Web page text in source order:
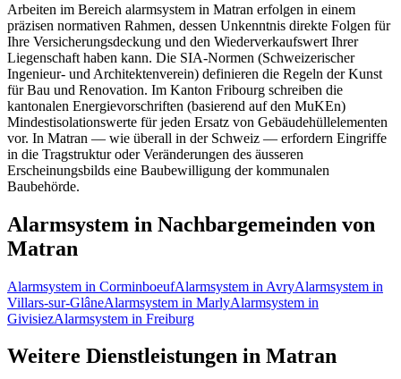
Arbeiten im Bereich alarmsystem in Matran erfolgen in einem
präzisen normativen Rahmen, dessen Unkenntnis direkte Folgen für
Ihre Versicherungsdeckung und den Wiederverkaufswert Ihrer
Liegenschaft haben kann. Die SIA-Normen (Schweizerischer
Ingenieur- und Architektenverein) definieren die Regeln der Kunst
für Bau und Renovation. Im Kanton Fribourg schreiben die
kantonalen Energievorschriften (basierend auf den MuKEn)
Mindestisolationswerte für jeden Ersatz von Gebäudehüllelementen
vor. In Matran — wie überall in der Schweiz — erfordern Eingriffe
in die Tragstruktur oder Veränderungen des äusseren
Erscheinungsbilds eine Baubewilligung der kommunalen
Baubehörde.
Alarmsystem in Nachbargemeinden von
Matran
Alarmsystem in CorminboeufAlarmsystem in AvryAlarmsystem in
Villars-sur-GlâneAlarmsystem in MarlyAlarmsystem in
GivisiezAlarmsystem in Freiburg
Weitere Dienstleistungen in Matran